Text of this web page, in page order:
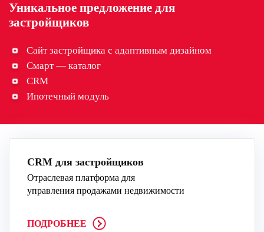
Уникальное предложение для
застройщиков
Сайт застройщика с адаптивным дизайном
Смарт — каталог
CRM
Ипотечный модуль
CRM для застройщиков
Отраслевая платформа для
управления продажами недвижимости
ПОДРОБНЕЕ